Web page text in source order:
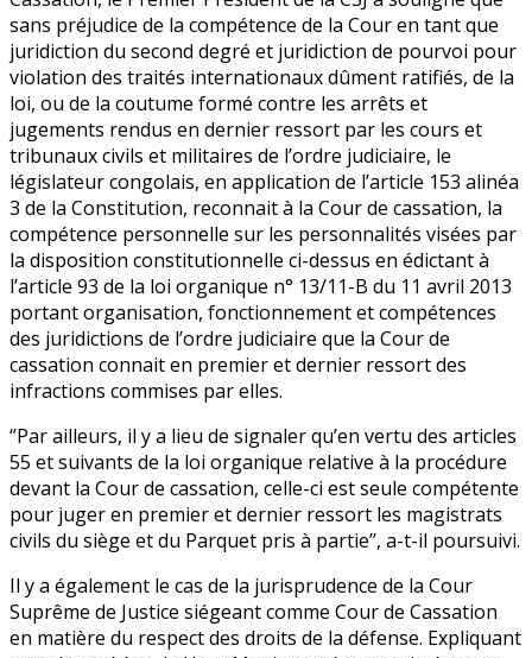
sans préjudice de la compétence de la Cour en tant que
juridiction du second degré et juridiction de pourvoi pour
violation des traités internationaux dûment ratifiés, de la
loi, ou de la coutume formé contre les arrêts et
jugements rendus en dernier ressort par les cours et
tribunaux civils et militaires de l’ordre judiciaire, le
législateur congolais, en application de l’article 153 alinéa
3 de la Constitution, reconnait à la Cour de cassation, la
compétence personnelle sur les personnalités visées par
la disposition constitutionnelle ci-dessus en édictant à
l’article 93 de la loi organique n° 13/11-B du 11 avril 2013
portant organisation, fonctionnement et compétences
des juridictions de l’ordre judiciaire que la Cour de
cassation connait en premier et dernier ressort des
infractions commises par elles.
‘’Par ailleurs, il y a lieu de signaler qu’en vertu des articles
55 et suivants de la loi organique relative à la procédure
devant la Cour de cassation, celle-ci est seule compétente
pour juger en premier et dernier ressort les magistrats
civils du siège et du Parquet pris à partie’’, a-t-il poursuivi.
Il y a également le cas de la jurisprudence de la Cour
Suprême de Justice siégeant comme Cour de Cassation
en matière du respect des droits de la défense. Expliquant